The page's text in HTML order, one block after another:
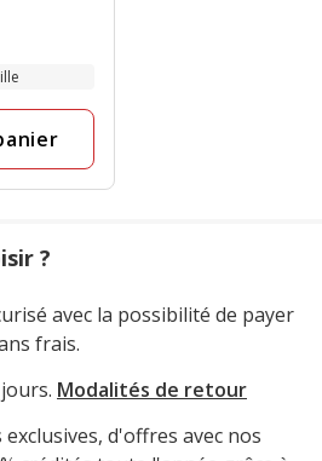
?
avec la possibilité de payer
frais.
Modalités de retour
d'offres avec nos